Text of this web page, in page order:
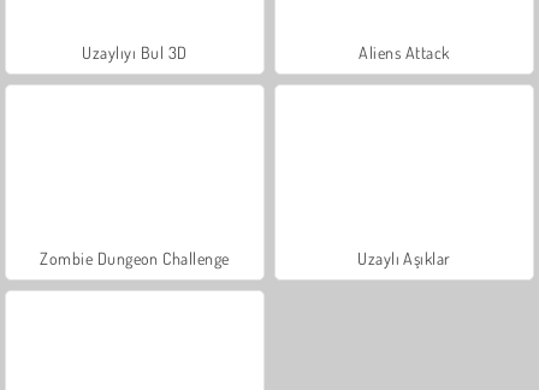
Uzaylıyı Bul 3D Aliens Attack
Zombie Dungeon Challenge Uzaylı Aşıklar